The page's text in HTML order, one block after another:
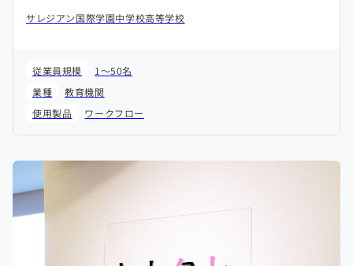
サレジアン国際学園中学校高等学校
従業員規模
1～50名
業種
教育機関
使用製品
ワークフロー